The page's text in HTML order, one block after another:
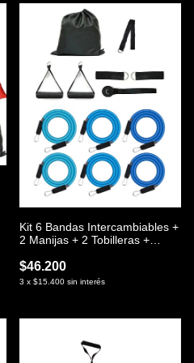
Kit 6 Bandas Intercambiables +
2 Manijas + 2 Tobilleras +
$46.200
3 x $15.400 sin interés